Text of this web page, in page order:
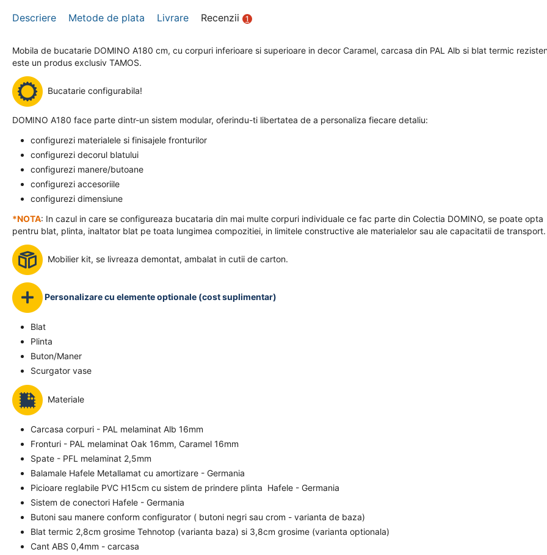
Descriere Metode de plata Livrare Recenzii 1
Mobila de bucatarie DOMINO A180 cm, cu corpuri inferioare si superioare in decor Caramel, carcasa din PAL Alb si blat termic
este un produs exclusiv TAMOS.
Bucatarie configurabila!
DOMINO A180 face parte dintr-un sistem modular, oferindu-ti libertatea de a personaliza fiecare detaliu:
configurezi materialele si finisajele fronturilor
configurezi decorul blatului
configurezi manere/butoane
configurezi accesoriile
configurezi dimensiune
*NOTA: In cazul in care se configureaza bucataria din mai multe corpuri individuale ce fac parte din Colectia DOMINO, se poate opta
pentru blat, plinta, inaltator blat pe toata lungimea compozitiei, in limitele constructive ale materialelor sau ale capacitatii de transport.
Mobilier kit, se livreaza demontat, ambalat in cutii de carton.
Personalizare cu elemente optionale (cost suplimentar)
Blat
Plinta
Buton/Maner
Scurgator vase
Materiale
Carcasa corpuri - PAL melaminat Alb 16mm
Fronturi - PAL melaminat Oak 16mm, Caramel 16mm
Spate - PFL melaminat 2,5mm
Balamale Hafele Metallamat cu amortizare - Germania
Picioare reglabile PVC H15cm cu sistem de prindere plinta Hafele - Germania
Sistem de conectori Hafele - Germania
Butoni sau manere conform configurator ( butoni negri sau crom - varianta de baza)
Blat termic 2,8cm grosime Tehnotop (varianta baza) si 3,8cm grosime (varianta optionala)
Cant ABS 0,4mm - carcasa